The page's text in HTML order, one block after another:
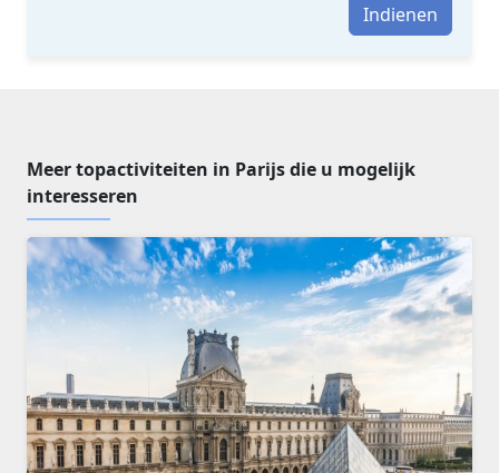
Indienen
Meer topactiviteiten in Parijs die u mogelijk
interesseren